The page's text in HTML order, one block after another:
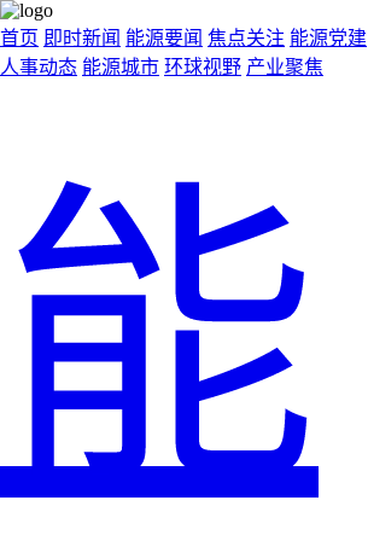
首页 即时新闻 能源要闻 焦点关注 能源党建
人事动态 能源城市 环球视野 产业聚焦
能